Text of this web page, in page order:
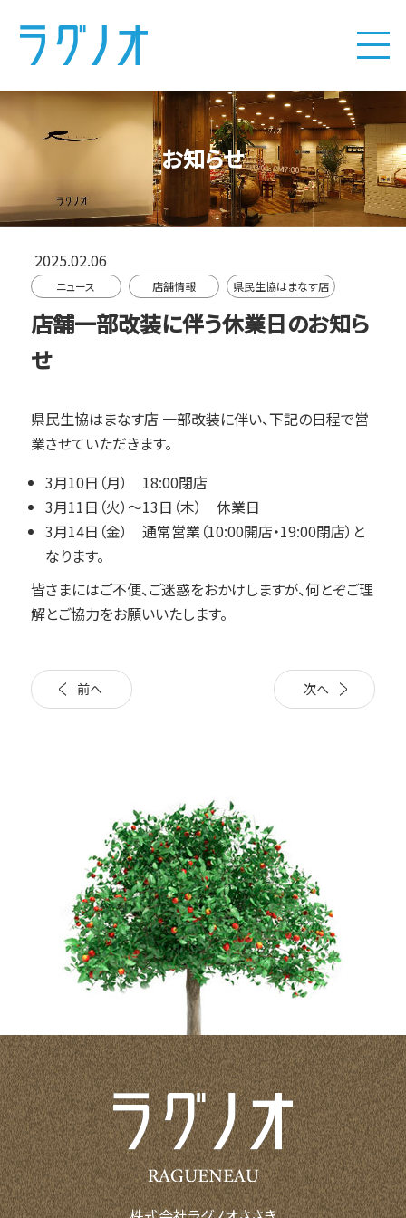
お知らせ
2025.02.06
ニュース 店舗情報 県民生協はまなす店
店舗一部改装に伴う休業日のお知ら
せ
県民生協はまなす店 一部改装に伴い、下記の日程で営
業させていただきます。
3月10日（月） 18:00閉店
3月11日（火）～13日（木） 休業日
3月14日（金） 通常営業（10:00開店・19:00閉店）と
なります。
皆さまにはご不便、ご迷惑をおかけしますが、何とぞご理
解とご協力をお願いいたします。
前へ 次へ